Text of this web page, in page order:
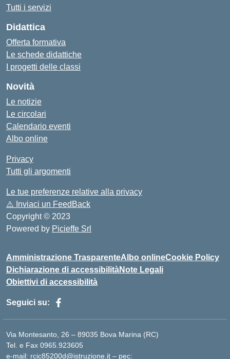
Tutti i servizi
Didattica
Offerta formativa
Le schede didattiche
I progetti delle classi
Novità
Le notizie
Le circolari
Calendario eventi
Albo online
Privacy
Tutti gli argomenti
Le tue preferenze relative alla privacy
⚠️ Inviaci un FeedBack
Copyright © 2023
Powered by Picieffe Srl
Amministrazione TrasparenteAlbo onlineCookie Policy
Dichiarazione di accessibilitàNote Legali
Obiettivi di accessibilità
Seguici su:
Via Montesanto, 26 – 89035 Bova Marina (RC)
Tel. e Fax 0965.923605
e-mail: rcic85200d@istruzione.it – pec: